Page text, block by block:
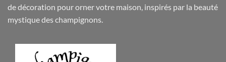
dedécoration pour orner votre maison, inspirés par la beauté
mystique des champignons.